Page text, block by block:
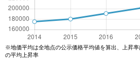
※地価平均は全地点の公示価格平均値を算出、上昇
の平均上昇率